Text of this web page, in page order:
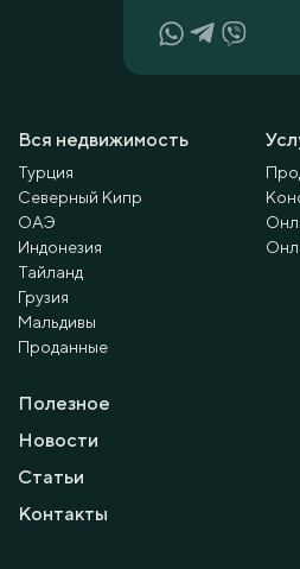
Вся недвижимость
Турция
Северный Кипр
ОАЭ
Индонезия
Тайланд
Грузия
Мальдивы
Проданные
Полезное
Новости
Статьи
Контакты